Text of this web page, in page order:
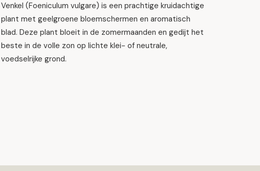
Venkel (Foeniculum vulgare) is een prachtige kruidachtige
plant met geelgroene bloemschermen en aromatisch
blad. Deze plant bloeit in de zomermaanden en gedijt het
beste in de volle zon op lichte klei- of neutrale,
voedselrijke grond.